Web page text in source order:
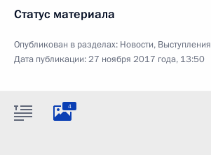
Статус материала
Опубликован в разделах: Новости,
Дата публикации:27 ноября 2017 года, 13:50
4